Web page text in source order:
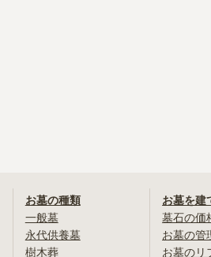
お墓の種類
一般墓
永代供養墓
樹木葬
お墓を建
墓石の価
お墓の管
お墓のリ